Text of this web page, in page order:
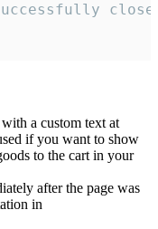
a custom text at
if you want to show
to the cart in your
after the page was
in